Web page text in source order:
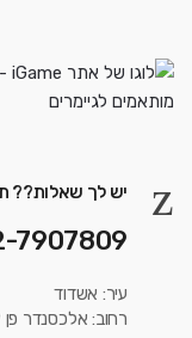
יש לך שאלות??
7907809
עיר: אשדוד
רחוב: אלכסנדר פן 9